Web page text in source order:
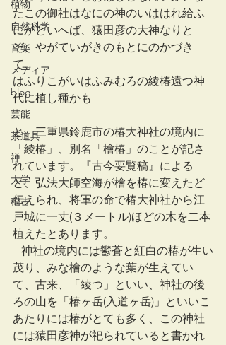
植物
自然科学
音楽
メディア
blog
芸能
茶道具
禅
大学
稽古
たこの御社はなにの神のいははれ給ふ
にかといへば、猿田彦の大神なりと
ぞ、やがていがきのもとにのかづき
て、
はふりこがいはふみむろの綾椿遠つ神
代に植し種かも
と、三重県鈴鹿市の椿大神社の境内に
「綾椿」、別名「檜椿」のことが記さ
れています。『古今要覧稿』による
と、弘法大師空海が檜を椿に変えたど
伝えられ、将軍の命で椿大神社から江
戸城に一丈(３メートル)ほどの木を二本
植えたとあります。
茂り、みな檜のような葉が生えてい
て、古来、「綾つ」といい、神社の後
ろの山を「椿ヶ岳(入道ヶ岳)」といいこ
あたりには椿がとても多く、この神社
には猿田彦神が祀られていると書かれ